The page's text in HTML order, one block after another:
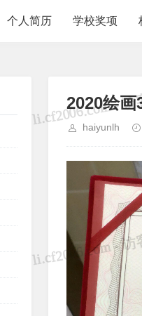
个人简历 学校奖项
2020绘画
haiyunlh